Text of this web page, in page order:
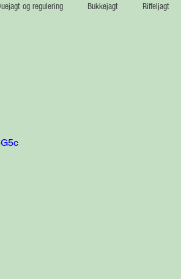
og regulering Bukkejagt Riffeljagt